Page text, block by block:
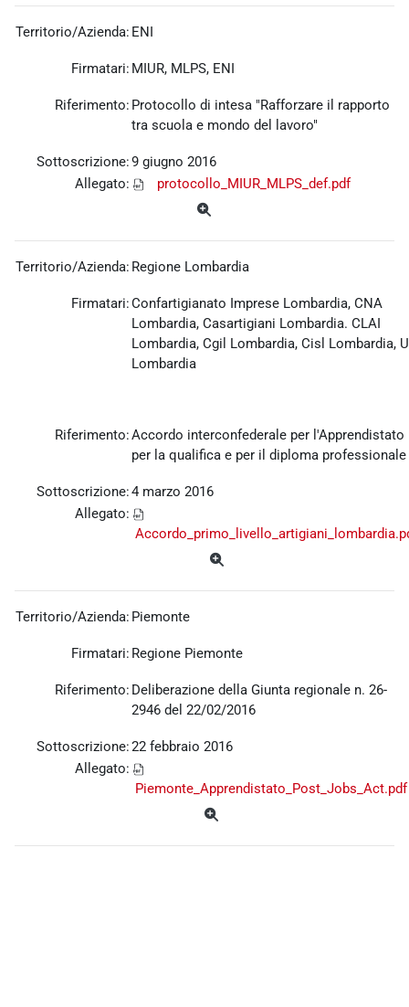
Territorio/Azienda: ENI
Firmatari: MIUR, MLPS, ENI
Riferimento: Protocollo di intesa "Rafforzare il rapporto
tra scuola e mondo del lavoro"
Sottoscrizione:9 giugno 2016
Allegato:
protocollo_MIUR_MLPS_def.pdf
Territorio/Azienda: Regione Lombardia
Firmatari:Confartigianato Imprese Lombardia, CNA
Lombardia, Casartigiani Lombardia. CLAI
Lombardia, Cgil Lombardia, Cisl Lombardia,
Lombardia
Riferimento:Accordo interconfederale per l'Apprendistato
per la qualifica e per il diploma professionale
Sottoscrizione:4 marzo 2016
Allegato:
Territorio/Azienda: Piemonte
Firmatari: Regione Piemonte
Riferimento: Deliberazione della Giunta regionale n. 26-
2946 del 22/02/2016
Sottoscrizione:22 febbraio 2016
Allegato:
Piemonte_Apprendistato_Post_Jobs_Act.pdf